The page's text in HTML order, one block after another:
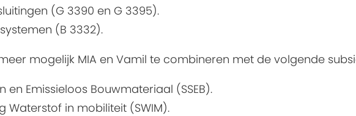
(G 3390 en G 3395).
(B 3332).
mogelijk MIA en Vamil te combineren met de volgende
en Emissieloos Bouwmateriaal (SSEB).
Waterstof in mobiliteit (SWIM).